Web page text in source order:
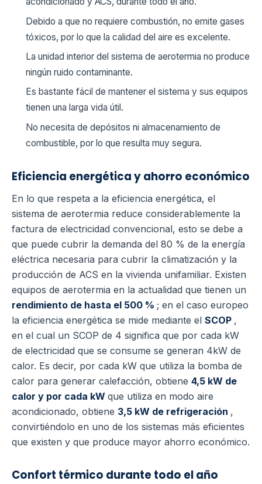
Debido a que no requiere combustión, no emite gases
tóxicos, por lo que la calidad del aire es excelente.
La unidad interior del sistema de aerotermia no produce
ningún ruido contaminante.
Es bastante fácil de mantener el sistema y sus equipos
tienen una larga vida útil.
No necesita de depósitos ni almacenamiento de
combustible, por lo que resulta muy segura.
Eficiencia energética y ahorro económico
En lo que respeta a la eficiencia energética, el
sistema de aerotermia reduce considerablemente la
factura de electricidad convencional, esto se debe a
que puede cubrir la demanda del 80 % de la energía
eléctrica necesaria para cubrir la climatización y la
producción de ACS en la vivienda unifamiliar. Existen
equipos de aerotermia en la actualidad que tienen un
rendimiento de hasta el 500 % ; en el caso europeo
la eficiencia energética se mide mediante el SCOP ,
en el cual un SCOP de 4 significa que por cada kW
de electricidad que se consume se generan 4kW de
calor. Es decir, por cada kW que utiliza la bomba de
calor para generar calefacción, obtiene 4,5 kW de
calor y por cada kW que utiliza en modo aire
acondicionado, obtiene 3,5 kW de refrigeración ,
convirtiéndolo en uno de los sistemas más eficientes
que existen y que produce mayor ahorro económico.
Confort térmico durante todo el año